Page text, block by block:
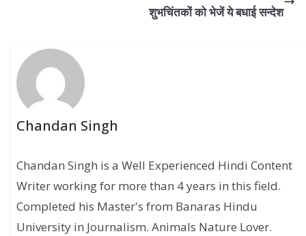
शुभचिंतकों को भेजें ये बधाई सन्देश
Chandan Singh
Chandan Singh is a Well Experienced Hindi Content
Writer working for more than 4 years in this field.
Completed his Master's from Banaras Hindu
University in Journalism. Animals Nature Lover.